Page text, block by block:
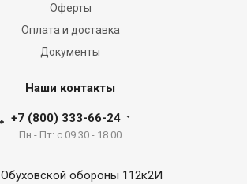
Оферты
Оплата и доставка
Документы
Наши контакты
+7 (800) 333-66-24
Пн - Пт: с 09.30 - 18.00
Обуховской обороны 112к2И